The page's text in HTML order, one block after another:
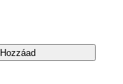
Hozzáad